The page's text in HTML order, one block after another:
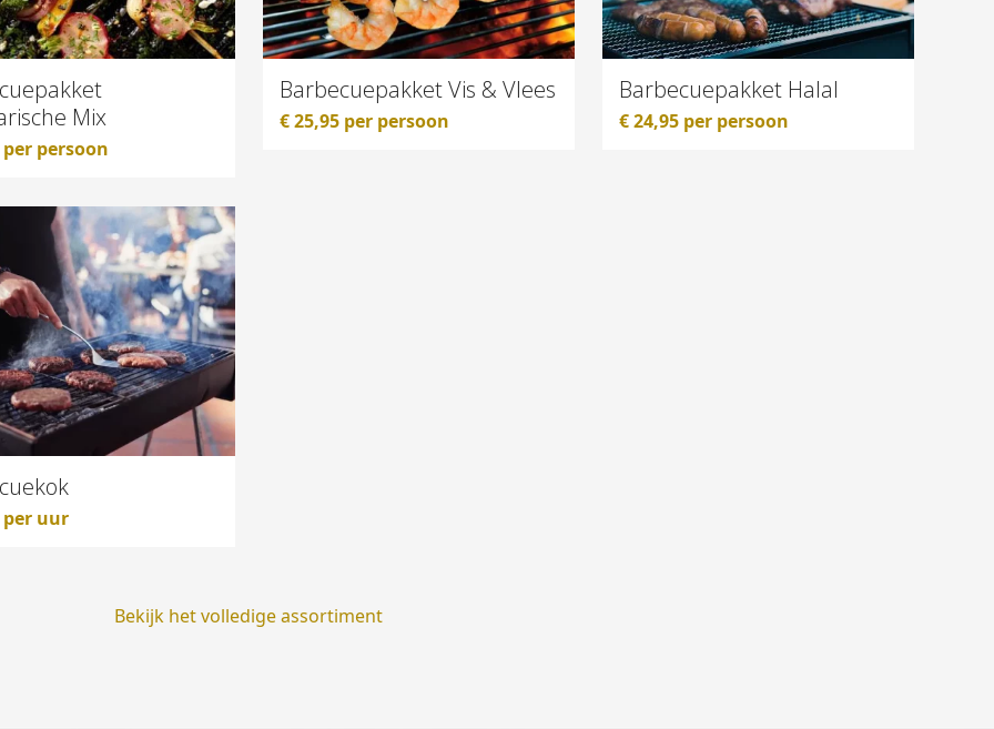
Mix
per persoon
Barbecuepakket Vis & Vlees
€25,95per persoon
Barbecuepakket Halal
€24,95per persoon
per uur
Bekijk het volledige assortiment